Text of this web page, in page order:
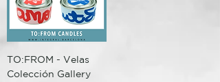
TO:FROM - Velas
Colección Gallery